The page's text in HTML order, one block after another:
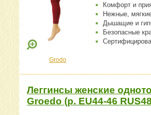
Комфорт и
Нежные,
Дышащие и
Безопасные
Grodo
Леггинсы женские
Groedo (р. EU44-46